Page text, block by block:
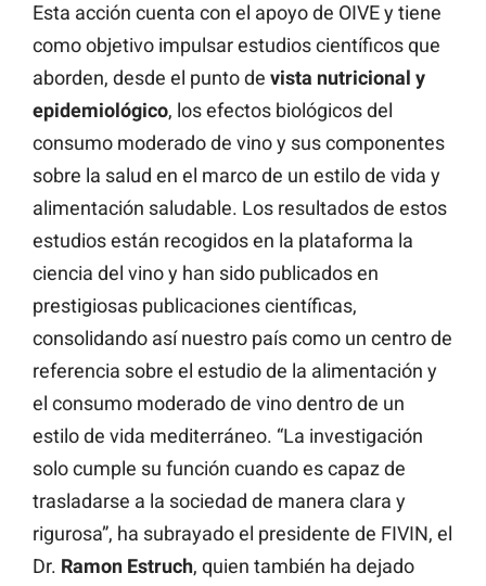
Esta acción cuenta con el apoyo de OIVE y tiene
como objetivo impulsar estudios científicos que
aborden, desde el punto de vista nutricional y
epidemiológico, los efectos biológicos del
consumo moderado de vino y sus componentes
sobre la salud en el marco de un estilo de vida y
alimentación saludable. Los resultados de estos
estudios están recogidos en la plataforma la
ciencia del vino y han sido publicados en
prestigiosas publicaciones científicas,
consolidando así nuestro país como un centro de
referencia sobre el estudio de la alimentación y
el consumo moderado de vino dentro de un
estilo de vida mediterráneo. “La investigación
solo cumple su función cuando es capaz de
trasladarse a la sociedad de manera clara y
rigurosa”, ha subrayado el presidente de FIVIN, el
Dr. Ramon Estruch, quien también ha dejado